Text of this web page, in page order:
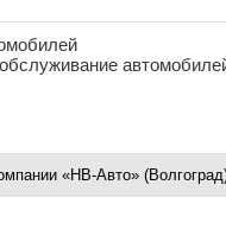
«НВ-Авто»